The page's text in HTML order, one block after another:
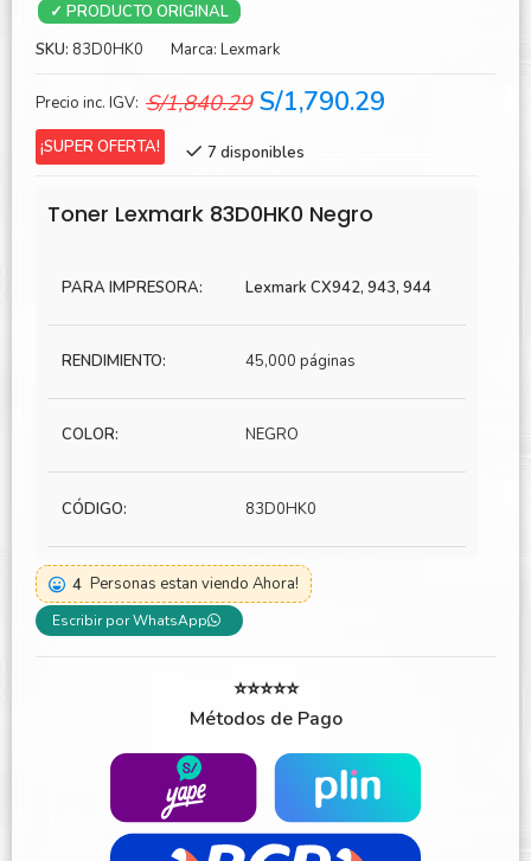
✓ PRODUCTO ORIGINAL
SKU: 83D0HK0 Marca: Lexmark
Precio inc. IGV: S/1,840.29 El
original
S/1,840.29.
S/1,790.29
¡SUPER OFERTA! 7 disponibles
Toner Lexmark 83D0HK0 Negro
PARA IMPRESORA: Lexmark CX942, 943, 944
RENDIMIENTO: 45,000 páginas
COLOR: NEGRO
CÓDIGO: 83D0HK0
4 Personas estan viendo Ahora!
Escribir por WhatsApp
⭐⭐⭐⭐⭐
Métodos de Pago